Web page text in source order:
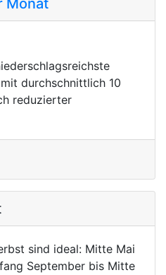
Monat
durchschnittlich 10
reduzierter
sind ideal: Mitte Mai
September bis Mitte